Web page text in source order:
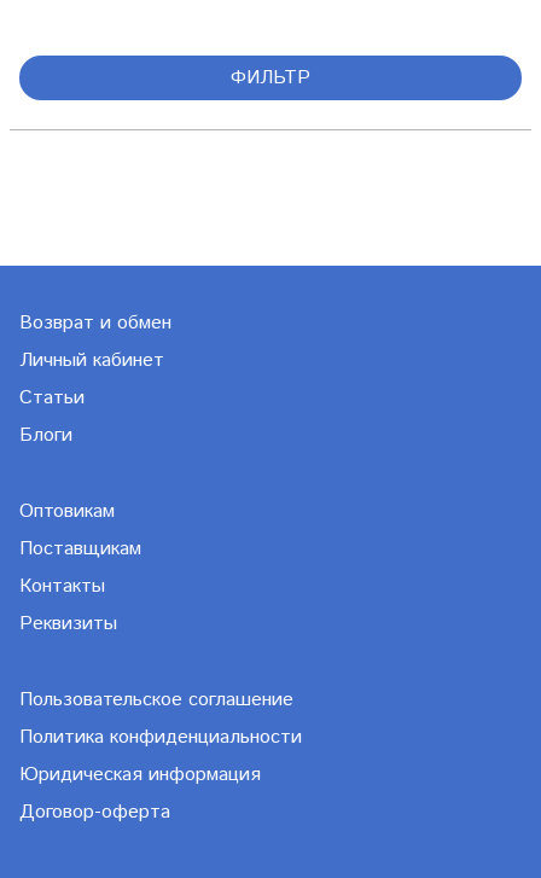
ФИЛЬТР
Возврат и обмен
Личный кабинет
Статьи
Блоги
Оптовикам
Поставщикам
Контакты
Реквизиты
Пользовательское соглашение
Политика конфиденциальности
Юридическая информация
Договор-оферта